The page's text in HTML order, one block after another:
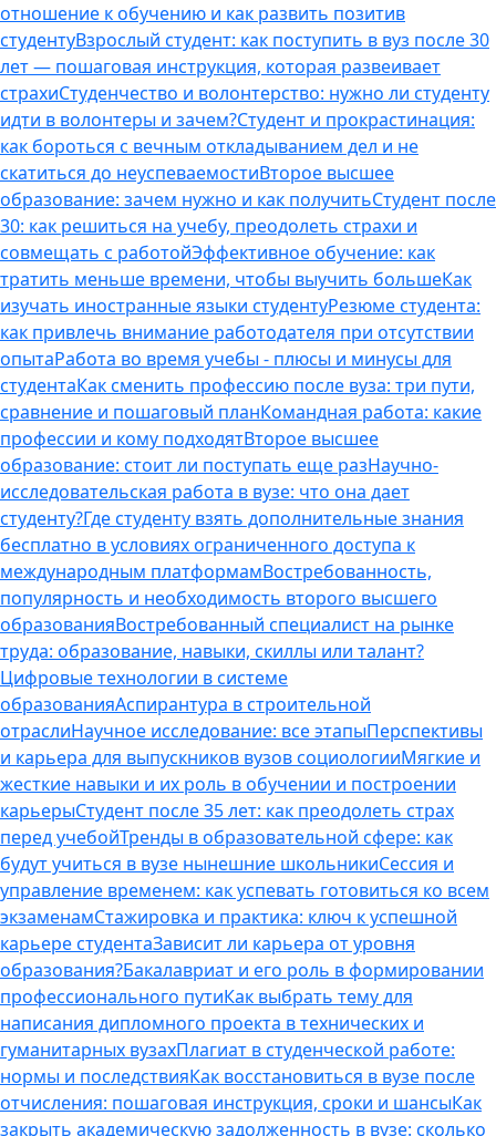
отношение к обучению и как развить позитив
студентуВзрослый студент: как поступить в вуз после 30
лет — пошаговая инструкция, которая развеивает
страхиСтуденчество и волонтерство: нужно ли cтуденту
идти в волонтеры и зачем?Студент и прокрастинация:
как бороться с вечным откладыванием дел и не
скатиться до неуспеваемостиВторое высшее
образование: зачем нужно и как получитьСтудент после
30: как решиться на учебу, преодолеть страхи и
совмещать с работойЭффективное обучение: как
тратить меньше времени, чтобы выучить большеКак
изучать иностранные языки студентуРезюме студента:
как привлечь внимание работодателя при отсутствии
опытаРабота во время учебы - плюсы и минусы для
студентаКак сменить профессию после вуза: три пути,
сравнение и пошаговый планКомандная работа: какие
профессии и кому подходятВторое высшее
образование: стоит ли поступать еще разНаучно-
исследовательская работа в вузе: что она дает
студенту?Где студенту взять дополнительные знания
бесплатно в условиях ограниченного доступа к
международным платформамВостребованность,
популярность и необходимость второго высшего
образованияВостребованный специалист на рынке
труда: образование, навыки, скиллы или талант?
Цифровые технологии в системе
образованияАспирантура в строительной
отраслиНаучное исследование: все этапыПерспективы
и карьера для выпускников вузов социологииМягкие и
жесткие навыки и их роль в обучении и построении
карьерыСтудент после 35 лет: как преодолеть страх
перед учебойТренды в образовательной сфере: как
будут учиться в вузе нынешние школьникиСессия и
управление временем: как успевать готовиться ко всем
экзаменамСтажировка и практика: ключ к успешной
карьере студентаЗависит ли карьера от уровня
образования?Бакалавриат и его роль в формировании
профессионального путиКак выбрать тему для
написания дипломного проекта в технических и
гуманитарных вузахПлагиат в студенческой работе:
нормы и последствияКак восстановиться в вузе после
отчисления: пошаговая инструкция, сроки и шансыКак
закрыть академическую задолженность в вузе: сколько